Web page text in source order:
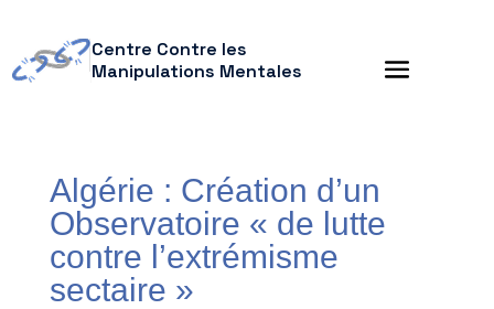
Centre Contre les
Manipulations Mentales
Algérie : Création d’un
Observatoire « de lutte
contre l’extrémisme
sectaire »